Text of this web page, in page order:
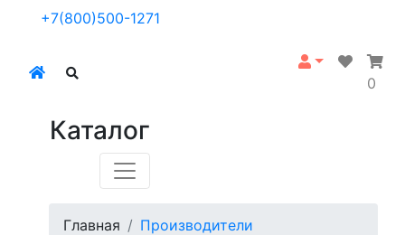
+7(800)500-1271
0
Каталог
Главная
Производители